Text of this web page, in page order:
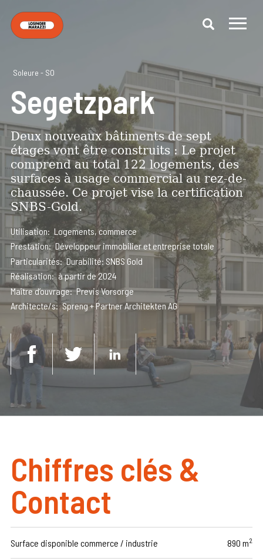
Soleure - SO
Segetzpark
Deux nouveaux bâtiments de sept
étages vont être construits : Le projet
comprend au total 122 logements, des
surfaces à usage commercial au rez-de-
chaussée. Ce projet vise la certification
SNBS-Gold.
Utilisation
Logements, commerce
Prestation Développeur immobilier et entreprise totale
Particularités Durabilité: SNBS Gold
Réalisation
à partir de 2024
Maître d’ouvrage Previs Vorsorge
Architecte/s Spreng + Partner Architekten AG
Chiffres clés &
Contact
Surface disponible commerce / industrie 890 m2